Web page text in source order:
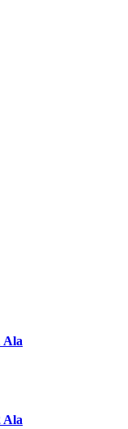
Ala
Ala